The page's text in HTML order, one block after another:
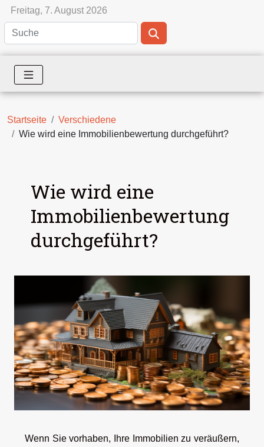
Freitag, 7. August 2026
Startseite
Verschiedene
Wie wird eine Immobilienbewertung durchgeführt?
Wie wird eine
Immobilienbewertung
durchgeführt?
Wenn Sie vorhaben, Ihre Immobilien zu veräußern,